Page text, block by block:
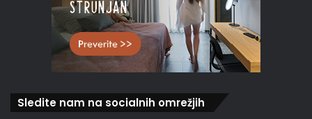
Sledite nam na socialnih omrežjih